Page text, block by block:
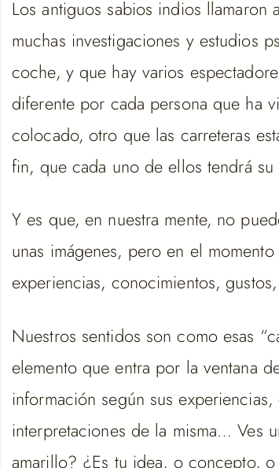
Los antiguos sabios indios
muchas investigaciones y estudios
coche, y que hay varios
diferente por cada persona que ha
colocado, otro que las carreteras
fin, que cada uno de ellos tendrá
Y es que, en nuestra mente, no
unas imágenes, pero en el
experiencias, conocimientos,
Nuestros sentidos son como esas
elemento que entra por la ventana
información según sus
interpretaciones de la misma… Ves
amarillo? ¿Es tu idea, o concepto,